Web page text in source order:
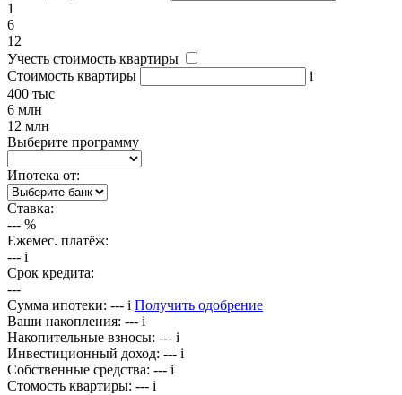
1
6
12
Учесть стоимость квартиры
Стоимость квартиры
i
400 тыс
6 млн
12 млн
Выберите программу
Ипотека от:
Ставка:
--- %
Ежемес. платёж:
--- i
Срок кредита:
---
Сумма ипотеки: --- i Получить одобрение
Ваши накопления: --- i
Накопительные взносы: --- i
Инвестиционный доход: --- i
Собственные средства: --- i
Стомость квартиры: --- i